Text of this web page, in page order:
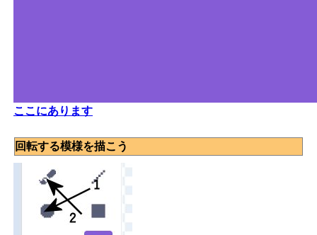
ここにあります
回転する模様を描こう